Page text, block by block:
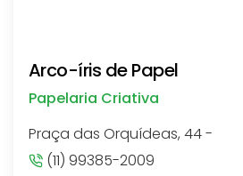
Arco-íris de Papel
Papelaria Criativa
Praça das Orquídeas, 44 -
(11) 99385-2009